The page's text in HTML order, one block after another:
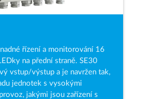
řízení a monitorování 16
na přední straně. SE30
vstup/výstup a je navržen tak,
jednotek s vysokými
jakými jsou zařízení s